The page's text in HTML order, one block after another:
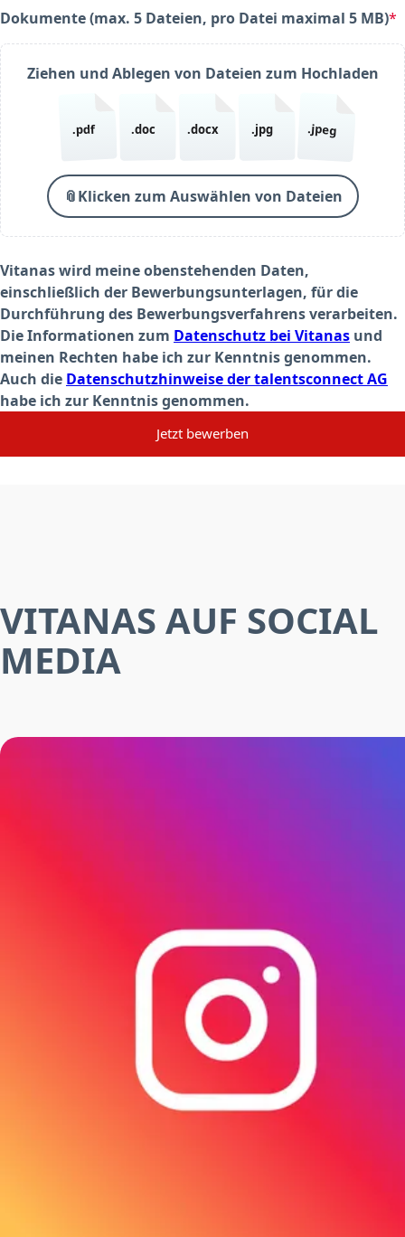
Dokumente (max. 5 Dateien, pro Datei maximal 5 MB)*
(required)
Ziehen und Ablegen von Dateien zum Hochladen
.pdf .doc .docx .jpg .jpeg
📎Klicken zum Auswählen von Dateien
Vitanas wird meine obenstehenden Daten,
einschließlich der Bewerbungsunterlagen, für die
Durchführung des Bewerbungsverfahrens verarbeiten.
Die Informationen zum Datenschutz bei Vitanas und
meinen Rechten habe ich zur Kenntnis genommen.
Auch die Datenschutzhinweise der talentsconnect AG
habe ich zur Kenntnis genommen.
Jetzt bewerben
VITANAS AUF SOCIAL
MEDIA